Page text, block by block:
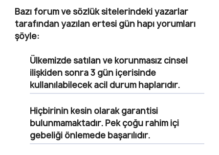
Bazı forum ve sözlük sitelerindeki yazarlar
tarafından yazılan ertesi gün hapı yorumları
şöyle:
Ülkemizde satılan ve korunmasız cinsel
ilişkiden sonra 3 gün içerisinde
kullanılabilecek acil durum haplarıdır.
Hiçbirinin kesin olarak garantisi
bulunmamaktadır. Pek çoğu rahim içi
gebeliği önlemede başarılıdır.